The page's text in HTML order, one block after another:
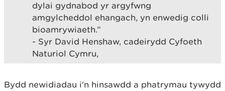
dylai gydnabod yr argyfwng
amgylcheddol ehangach, yn enwedig colli
bioamrywiaeth.”
- Syr David Henshaw, cadeirydd Cyfoeth
Naturiol Cymru,
Bydd newidiadau i'n hinsawdd a phatrymau tywydd